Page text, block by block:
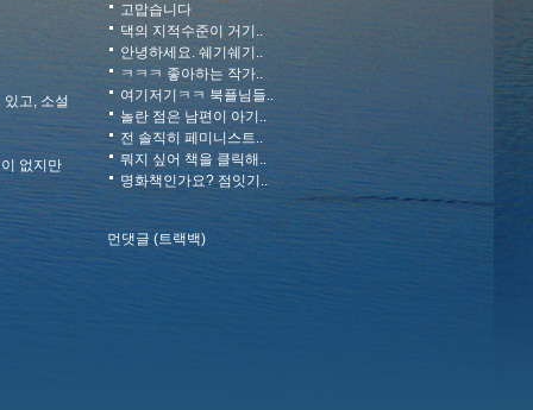
고, 소설
없지만
고맙습니다
댁의 지적수준이 거기..
안녕하세요. 쉐기쉐기..
ㅋㅋㅋ 좋아하는 작가..
여기저기ㅋㅋ 북플님들..
놀란 점은 남편이 아기..
전 솔직히 페미니스트..
뭐지 싶어 책을 클릭해..
명화책인가요? 점잇기..
먼댓글 (트랙백)